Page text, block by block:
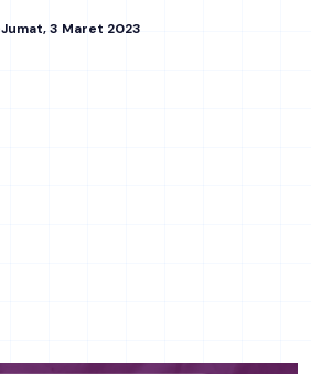
Jumat, 3 Maret 2023